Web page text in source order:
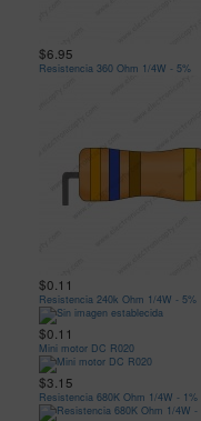
$6.95
Resistencia 360 Ohm 1/4W - 5%
$0.11
Resistencia 240k Ohm 1/4W - 5%
$0.11
Mini motor DC R020
$3.15
Resistencia 680K Ohm 1/4W - 1%